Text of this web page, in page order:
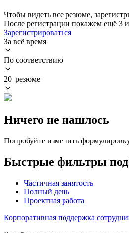
Чтобы видеть все резюме,
После регистрации покажем ещё 3
Зарегистрироваться
За всё время
По соответствию
20 резюме
Ничего не нашлось
Попробуйте изменить
Быстрые фильтры
Частичная занятость
Полный день
Проектная работа
Корпоративная поддержка